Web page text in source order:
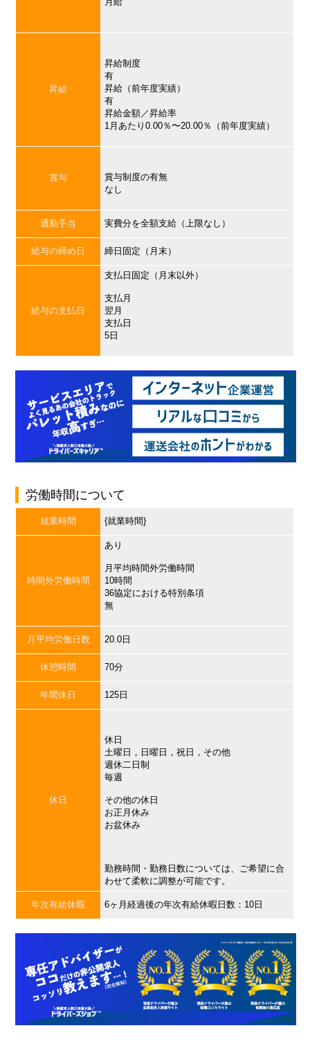
昇給
昇給制度
有
昇給（前年度実績）
有
昇給金額／昇給率
1月あたり0.00％〜20.00％（前年度実績）
賞与
賞与制度の有無
なし
通勤手当 実費分を全額支給（上限なし）
給与の締め日 締日固定（月末）
給与の支払日
支払日固定（月末以外）
支払月
翌月
支払日
5日
労働時間について
就業時間 {就業時間}
時間外労働時間
あり
月平均時間外労働時間
10時間
36協定における特別条項
無
月平均労働日数 20.0日
休憩時間 70分
年間休日 125日
休日
休日
土曜日，日曜日，祝日，その他
週休二日制
毎週
その他の休日
お正月休み
お盆休み
勤務時間・勤務日数については、ご希望に合
わせて柔軟に調整が可能です。
年次有給休暇 6ヶ月経過後の年次有給休暇日数：10日